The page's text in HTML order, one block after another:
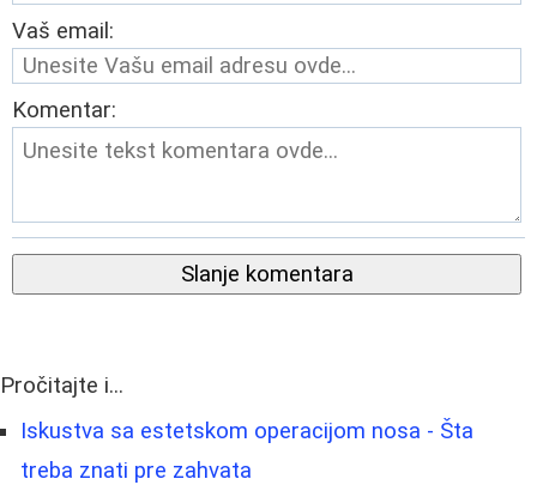
Vaš email:
Komentar:
Slanje komentara
Pročitajte i...
Iskustva sa estetskom operacijom nosa - Šta
treba znati pre zahvata